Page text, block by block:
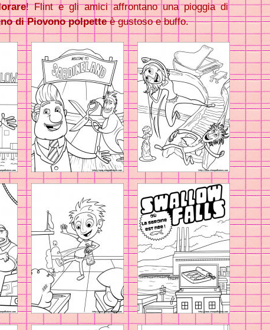
! Flint e gli amici affrontano una pioggia di
di Piovono polpetteè gustoso e buffo.